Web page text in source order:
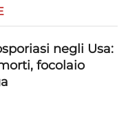
negli Usa:
focolaio